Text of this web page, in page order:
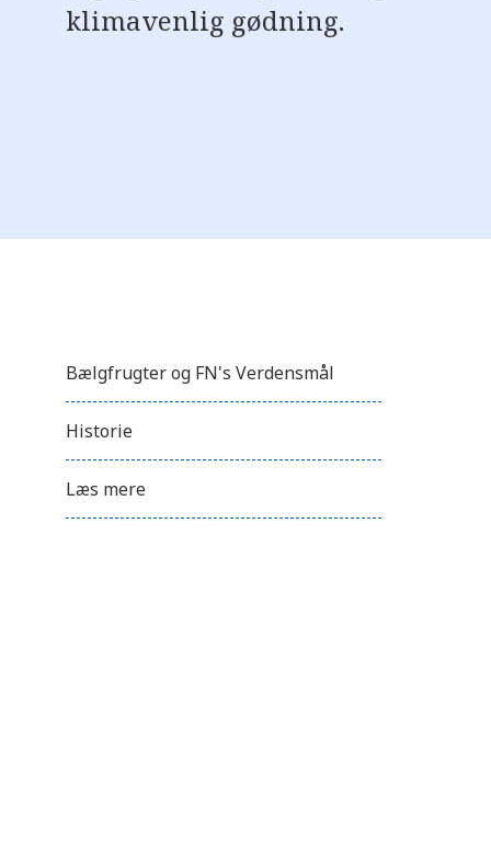
klimavenlig gødning.
Bælgfrugter og FN's Verdensmål
Historie
Læs mere